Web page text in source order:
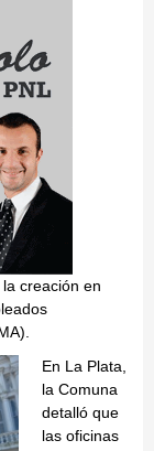
creación en
En La Plata,
la Comuna
detalló que
las oficinas